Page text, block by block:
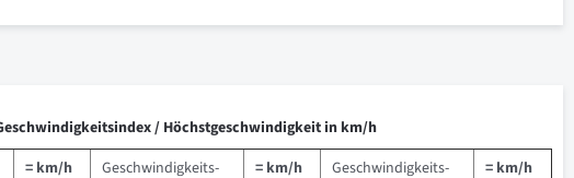
/ Höchstgeschwindigkeit in km/h
= km/h
Geschwindigkeits-
= km/h
Geschwindigkeits-
= km/h